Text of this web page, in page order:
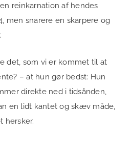
reinkarnation af hendes
men snarere en skarpere og
det, som vi er kommet til at
– at hun gør bedst: Hun
direkte ned i tidsånden,
en lidt kantet og skæv måde,
hersker.